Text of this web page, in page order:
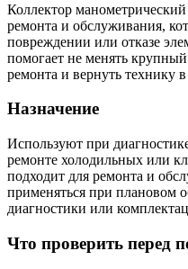
Коллектор
ремонта и обслуживания,
повреждении или отказе
помогает не менять крупный
ремонта и вернуть технику
Назначение
Используют при
ремонте холодильных или
подходит для ремонта и
применяться при плановом
диагностики или
Что проверить перед